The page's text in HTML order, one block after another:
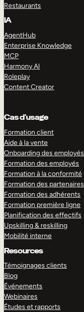
Restaurants
IA
AgentHub
Enterprise Knowledge
MCP
Harmony AI
Roleplay
Content Creator
Cas d’usage
Formation client
Aide à la vente
Onboarding des employés
Formation des employés
Formation à la conformité
Formation des partenaires
Formation des adhérents
Formation première ligne
Planification des effectifs
Upskilling & reskilling
Mobilité interne
Resources
Témoignages clients
Blog
Événements
Webinaires
Études et rapports